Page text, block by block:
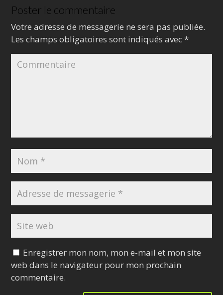
Poster le commentaire
Votre adresse de messagerie ne sera pas publiée.
Les champs obligatoires sont indiqués avec*
Enregistrer mon nom, mon e-mail et mon site
web dans le navigateur pour mon prochain
commentaire.